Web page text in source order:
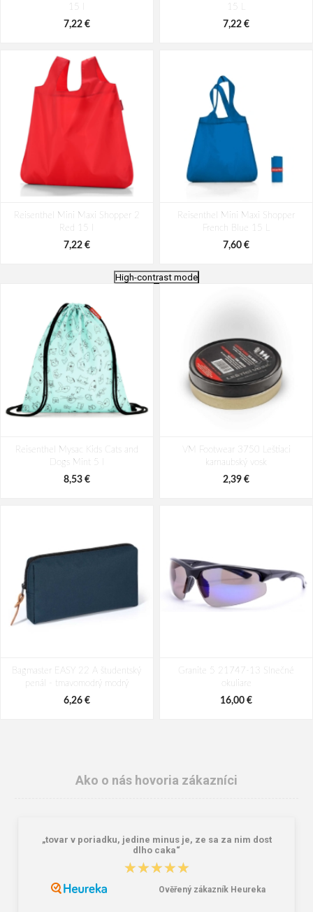
15 l
7,22 €
15 L
7,22 €
Reisenthel Mini Maxi Shopper 2
Red 15 l
7,22 €
Reisenthel Mini Maxi Shopper
French Blue 15 L
7,60 €
nero 15 L
7,22 €
Blue 15 L
7,22 €
High-contrast mode
Reisenthel Mysac Kids Cats and
Dogs Mint 5 l
8,53 €
VM Footwear 3750 Leštiaci
karnaubský vosk
2,39 €
Bagmaster EASY 22 A študentský
penál - tmavomodrý modrý
6,26 €
Granite 5 21747-13 Slnečné
okuliare
16,00 €
Lee Cooper LCW-26-07-4152M
Dámske gumáky DEMAR RAINNY
Ako o nás hovoria zákazníci
„tovar v poriadku, jedine minus je, ze sa za nim dost
dlho caka“
★★★★★
★★★★★
Ověřený zákazník Heureka